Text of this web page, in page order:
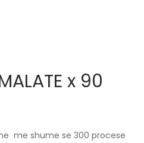
x 90
me shume se 300 procese